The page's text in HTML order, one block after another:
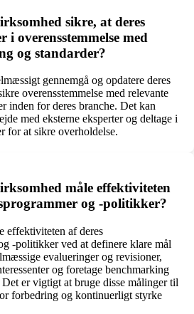
sikre, at deres
overensstemmelse med
og standarder?
gennemgå og opdatere deres
overensstemmelse med relevante
inden for deres branche. Det kan
med eksterne eksperter og deltage i
for at sikre overholdelse.
måle effektiviteten
og -politikker?
effektiviteten af deres
-politikker ved at definere klare mål
evalueringer og revisioner,
og foretage benchmarking
Det er vigtigt at bruge disse målinger til
forbedring og kontinuerligt styrke